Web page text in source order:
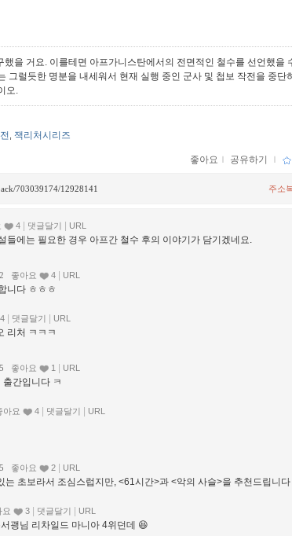
을 거요. 이를테면 아프가니스탄에서의 전면적인 철수를 선언했을
그럴듯한 명분을 내세워서 현재 실행 중인 군사 및 첩보 작전을 중단
오.
, 잭리처시리즈
좋아요 ｌ 공유하기 ｌ
703039174/12928141 주소
4 댓글달기 URL
들에는 필요한 경우 아프간 철수 후의 이야기가 담기겠네요.
좋아요 4 URL
니다 ㅎㅎㅎ
4 댓글달기 URL
리처 ㅋㅋㅋ
좋아요 1 URL
간입니다 ㅋ
아요 4 댓글달기 URL
좋아요 2 URL
는 초보라서 조심스럽지만, <61시간>과 <악의 사슬>을 추천드립니다
요 3 댓글달기 URL
괭님 리차일드 마니아 4위던데 😆